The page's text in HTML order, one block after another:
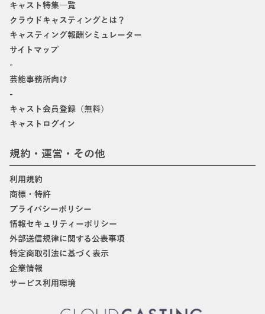
キャスト特集一覧
クラウドキャスティングとは？
キャスティング報酬シミュレーター
サイトマップ
-
芸能事務所向け
-
キャスト会員登録（無料）
キャストログイン
規約・運営・その他
利用規約
商標・特許
プライバシーポリシー
情報セキュリティーポリシー
外部送信規律に関する公表事項
特定商取引法に基づく表示
企業情報
サービス利用環境